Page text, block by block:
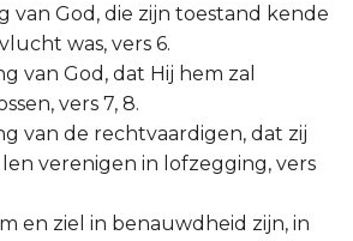
van God, die zijn toestand kende
was, vers 6.
van God, dat Hij hem zal
vers 7, 8.
van de rechtvaardigen, dat zij
verenigen in lofzegging, vers
en ziel in benauwdheid zijn, in